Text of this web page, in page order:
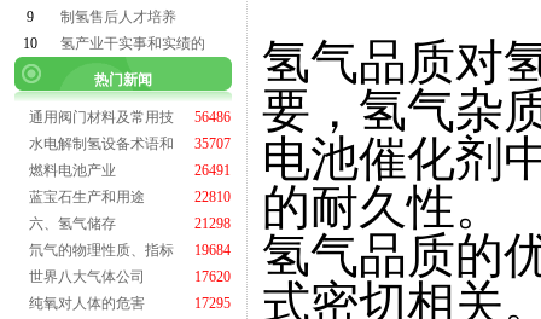
9
制氢售后人才培养
10
氢产业干实事和实绩的
热门新闻
通用阀门材料及常用技
56486
水电解制氢设备术语和
35707
燃料电池产业
26491
蓝宝石生产和用途
22810
六、氢气储存
21298
氘气的物理性质、指标
19684
世界八大气体公司
17620
纯氧对人体的危害
17295
氢气品质对
要，氢气杂
电池催化剂
的耐久性。
氢气品质的
式密切相关